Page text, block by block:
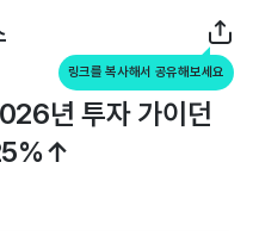
링크를 복사해서 공유해보세요
년 투자 가이던